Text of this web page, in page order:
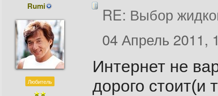
Rumi
Любитель
RE: Выбор
04 Апрель 2011,
Интернет не
дорого стоит(и